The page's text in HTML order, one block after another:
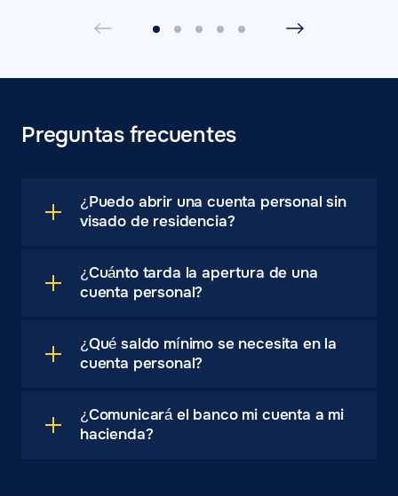
Preguntas frecuentes
¿Puedo abrir una cuenta personal sin
visado de residencia?
¿Cuánto tarda la apertura de una
cuenta personal?
¿Qué saldo mínimo se necesita en la
cuenta personal?
¿Comunicará el banco mi cuenta a mi
hacienda?